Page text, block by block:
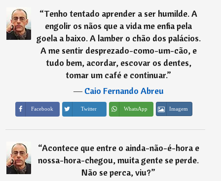
“Tenho tentado aprender a ser humilde. A
engolir os nãos que a vida me enfia pela
goela a baixo. A lamber o chão dos palácios.
A me sentir desprezado-como-um-cão, e
tudo bem, acordar, escovar os dentes,
tomar um café e continuar.”
―Caio Fernando Abreu
Facebook Twitter WhatsApp Imagem
“Acontece que entre o ainda-não-é-hora e
nossa-hora-chegou, muita gente se perde.
Não se perca, viu?”